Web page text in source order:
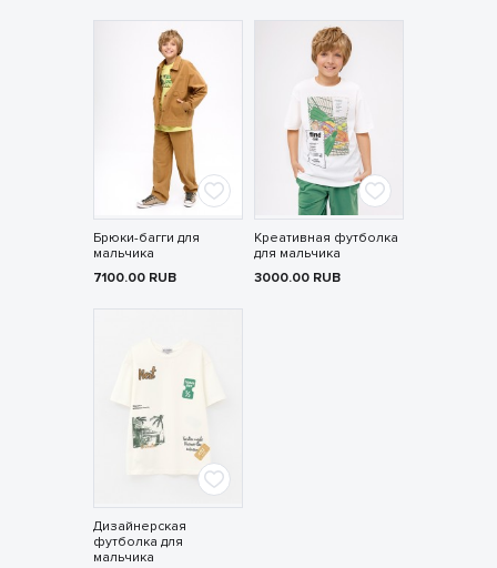
Брюки-багги для
мальчика
7100.00 RUB
Креативная футболка
для мальчика
3000.00 RUB
Дизайнерская
футболка для
мальчика